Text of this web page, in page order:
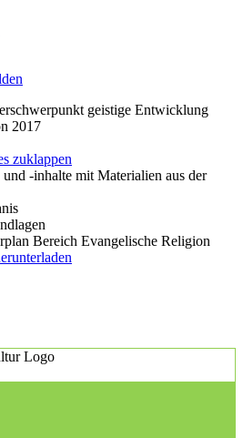
geistige Entwicklung
2017
zuklappen
-inhalte mit Materialien aus der
Bereich Evangelische Religion